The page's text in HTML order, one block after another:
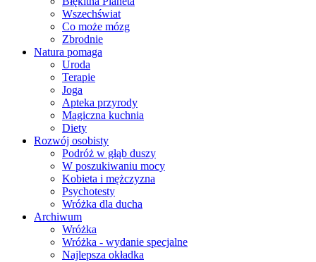
Wszechświat
Co może mózg
Zbrodnie
Natura pomaga
Uroda
Terapie
Joga
Apteka przyrody
Magiczna kuchnia
Diety
Rozwój osobisty
Podróż w głąb duszy
W poszukiwaniu mocy
Kobieta i mężczyzna
Psychotesty
Wróżka dla ducha
Archiwum
Wróżka
Wróżka - wydanie specjalne
Najlepsza okładka